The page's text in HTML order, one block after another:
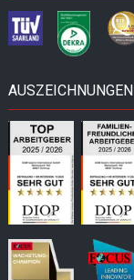
AUSZEICHNUNGEN